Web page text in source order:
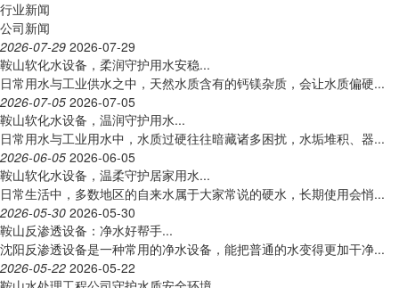
行业新闻
公司新闻
2026-07-29 2026-07-29
鞍山软化水设备，柔润守护用水安稳...
日常用水与工业供水之中，天然水质含有的钙镁杂质，会让水质偏硬...
2026-07-05 2026-07-05
鞍山软化水设备，温润守护用水...
日常用水与工业用水中，水质过硬往往暗藏诸多困扰，水垢堆积、器...
2026-06-05 2026-06-05
鞍山软化水设备，温柔守护居家用水...
日常生活中，多数地区的自来水属于大家常说的硬水，长期使用会悄...
2026-05-30 2026-05-30
鞍山反渗透设备：净水好帮手...
沈阳反渗透设备是一种常用的净水设备，能把普通的水变得更加干净...
2026-05-22 2026-05-22